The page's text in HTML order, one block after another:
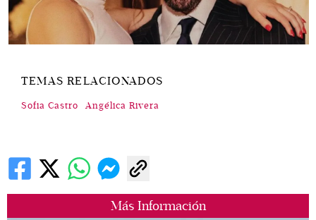
Más Información
TEMAS RELACIONADOS
Sofia Castro Angélica Rivera